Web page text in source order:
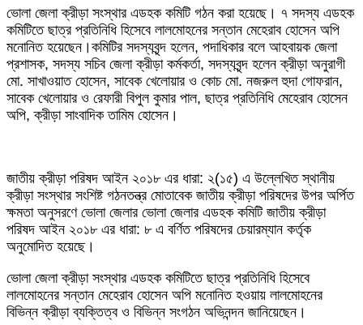
ভোলা জেলা ক্রীড়া সংস্থার এডহক কমিটি গঠন করা হয়েছে। ৭ সদস্য এডহক
কমিটিতে ছাত্র প্রতিনিধি হিসেবে লালমোহনের সন্তান মেহেরাব হোসেন অপি
মনোনিত হয়েছেন।কমিটির সদস্যবৃন্দ হলেন, পদাধিকার বলে আহবায়ক জেলা
প্রশাসক, সদস্য সচিব জেলা ক্রীড়া কর্মকর্তা, সদস্যবৃন্দ হলেন ক্রীড়া অনুরাগী
মো. সাখাওয়াত হোসেন, সাবেক খেলোয়ার ও কোচ মো. নজরুল হুদা গোফরান,
সাবেক খেলোয়ার ও রেফারী বিপুল কুমার পাল, ছাত্র প্রতিনিধি মেহেরাব হোসেন
অপি, ক্রীড়া সাংবাদিক তামিম হোসেন।
জাতীয় ক্রীড়া পরিষদ আইন ২০১৮ এর ধারা: ২(১৫) এ উল্লেখিত স্থানীয়
ক্রীড়া সংস্থার সংশিষ্ট গঠনতন্ত্র মোতাবেক জাতীয় ক্রীড়া পরিষদের উপর অর্পিত
ক্ষমতা অনুসরণে ভোলা জেলার ভোলা জেলার এডহক কমিটি জাতীয় ক্রীড়া
পরিষদ আইন ২০১৮ এর ধারা: ৮ এ বর্ণিত পরিষদের চেয়ারম্যান কর্তৃক
অনুমোদিত হয়েছে।
ভোলা জেলা ক্রীড়া সংস্থার এডহক কমিটিতে ছাত্র প্রতিনিধি হিসেবে
লালমোহনের সন্তান মেহেরাব হোসেন অপি মনোনিত হওয়ায় লালমোহনের
বিভিন্ন ক্রীড়া ব্যক্তিত্ব ও বিভিন্ন সংগঠন অভিনন্দন জানিয়েছেন।